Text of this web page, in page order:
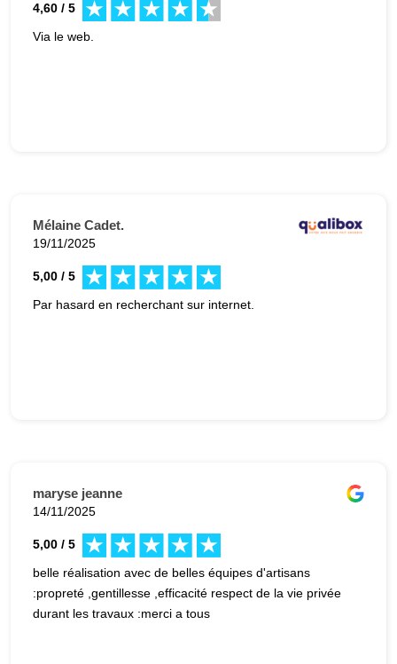
4,60 / 5
Via le web.
Mélaine Cadet.
19/11/2025
5,00 / 5
Par hasard en recherchant sur internet.
maryse jeanne
14/11/2025
5,00 / 5
belle réalisation avec de belles équipes d'artisans
:propreté ,gentillesse ,efficacité respect de la vie privée
durant les travaux :merci a tous